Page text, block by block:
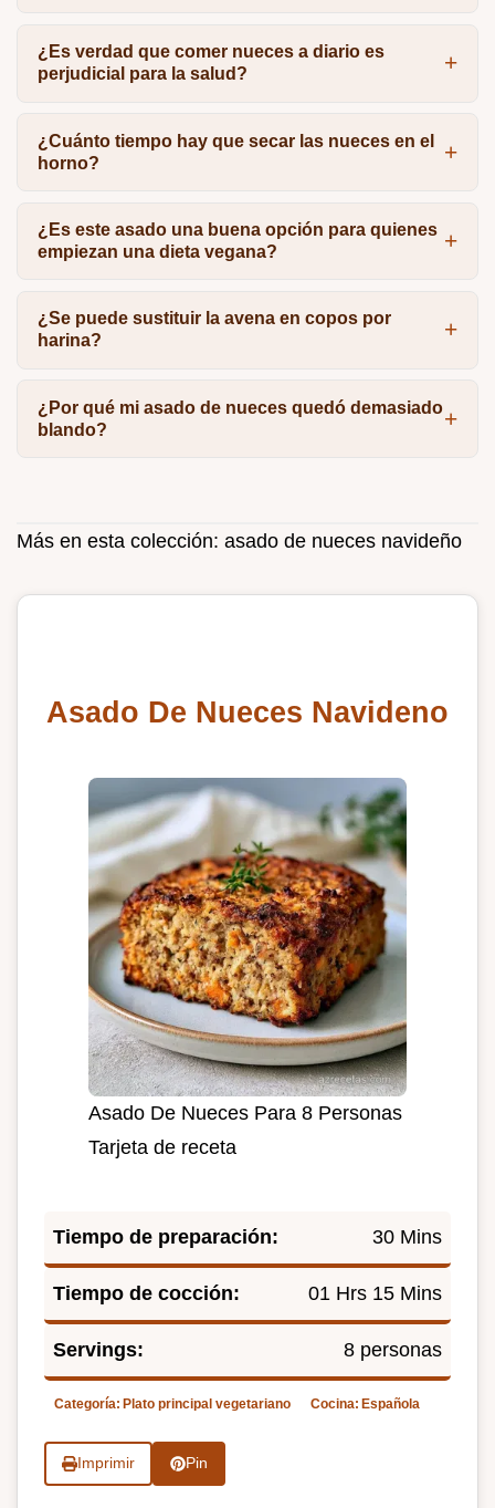
¿Es verdad que comer nueces a diario es
perjudicial para la salud?
¿Cuánto tiempo hay que secar las nueces en el
horno?
¿Es este asado una buena opción para quienes
empiezan una dieta vegana?
¿Se puede sustituir la avena en copos por
harina?
¿Por qué mi asado de nueces quedó demasiado
blando?
Más en esta colección: asado de nueces navideño
Asado De Nueces Navideno
Asado De Nueces Para 8 Personas
Tarjeta de receta
Tiempo de preparación: 30 Mins
Tiempo de cocción: 01 Hrs 15 Mins
Servings: 8 personas
Categoría: Plato principal vegetariano Cocina: Española
Imprimir Pin